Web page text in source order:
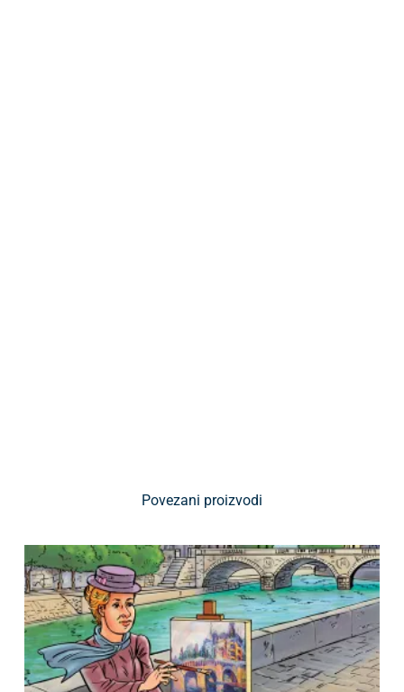
Povezani proizvodi